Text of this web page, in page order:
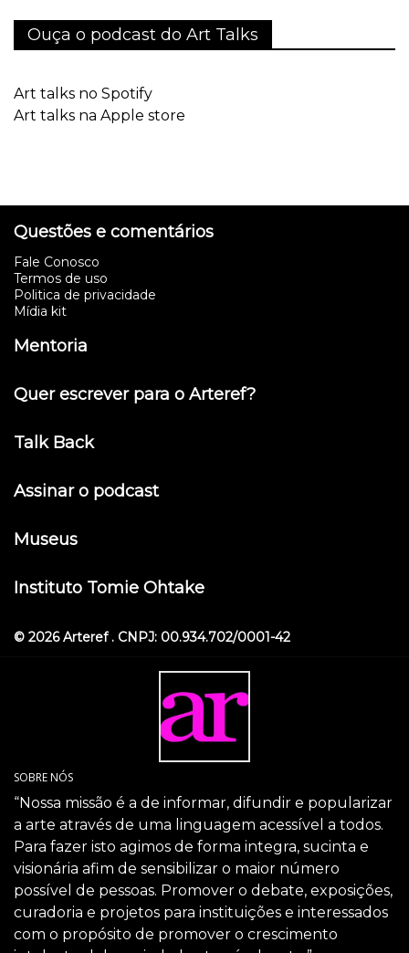
Ouça o podcast do Art Talks
Art talks no Spotify
Art talks na Apple store
Questões e comentários
Fale Conosco
Termos de uso
Politica de privacidade
Mídia kit
Mentoria
Quer escrever para o Arteref?
Talk Back
Assinar o podcast
Museus
Instituto Tomie Ohtake
© 2026 Arteref . CNPJ: 00.934.702/0001-42
SOBRE NÓS
“Nossa missão é a de informar, difundir e popularizar
a arte através de uma linguagem acessível a todos.
Para fazer isto agimos de forma integra, sucinta e
visionária afim de sensibilizar o maior número
possível de pessoas. Promover o debate, exposições,
curadoria e projetos para instituições e interessados
com o propósito de promover o crescimento